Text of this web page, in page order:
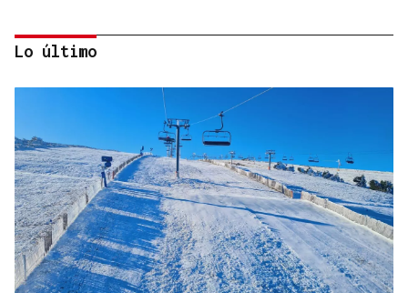
QUEN CHO DIXO
¿Sabe usted que A Ponte, zona en guerra, sufre el
impacto de misiles basurísticos?
Lo último